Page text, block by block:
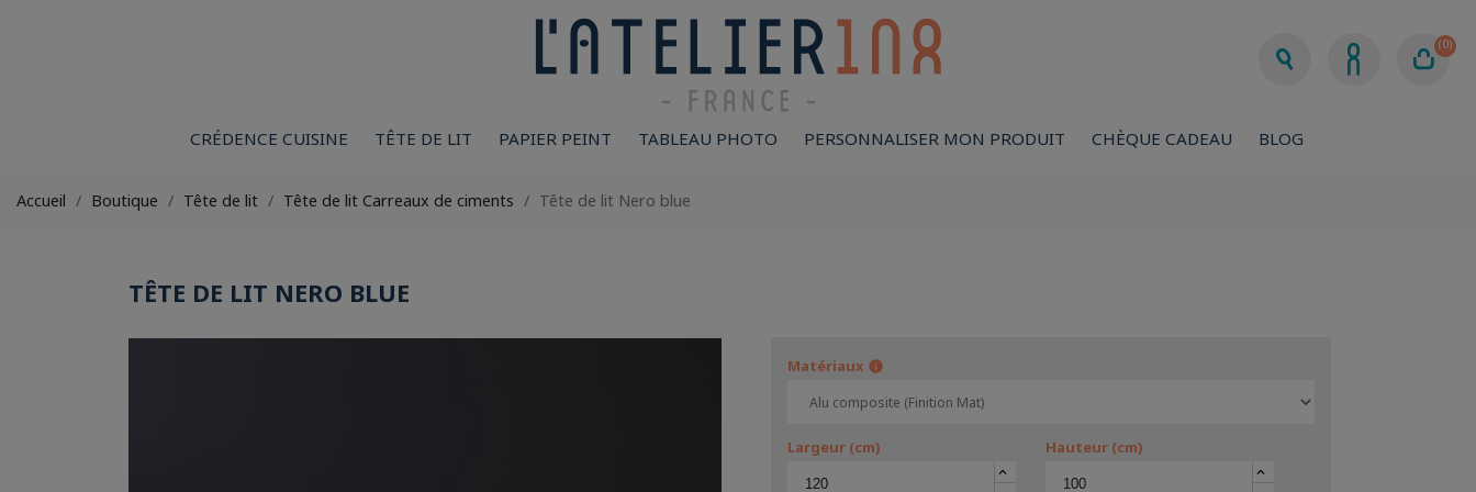
(0)
CRÉDENCE CUISINE TÊTE DE LIT PAPIER PEINT TABLEAU PHOTO PERSONNALISER MON PRODUIT CHÈQUE CADEAU BLOG
Accueil Boutique Tête de lit Tête de lit Carreaux de ciments Tête de lit Nero blue
TÊTE DE LIT NERO BLUE
Matériaux info
Largeur (cm)
keyboard_arrow_up
Hauteur (cm)
keyboard_arrow_up